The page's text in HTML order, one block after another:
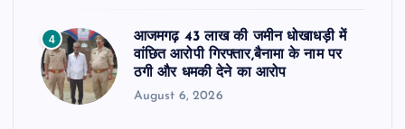
4
आजमगढ़ 43 लाख की जमीन धोखाधड़ी में
वांछित आरोपी गिरफ्तार,बैनामा के नाम पर
ठगी और धमकी देने का आरोप
August 6, 2026